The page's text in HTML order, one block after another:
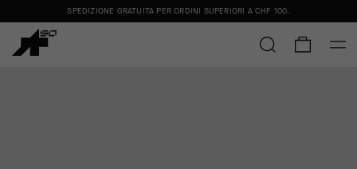
SPEDIZIONE GRATUITA PER ORDINI SUPERIORI A CHF 100.